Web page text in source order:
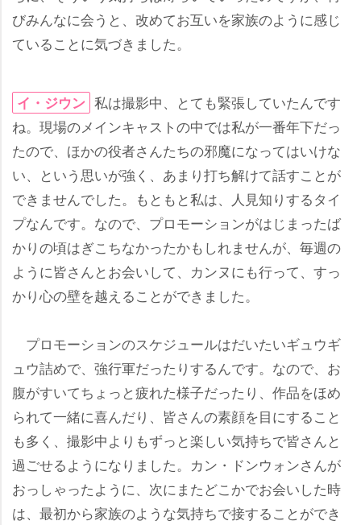
びみんなに会うと、改めてお互いを家族のように感じ
ていることに気づきました。
イ・ジウン 私は撮影中、とても緊張していたんです
ね。現場のメインキャストの中では私が一番年下だっ
たので、ほかの役者さんたちの邪魔になってはいけな
い、という思いが強く、あまり打ち解けて話すことが
できませんでした。もともと私は、人見知りするタイ
プなんです。なので、プロモーションがはじまったば
かりの頃はぎこちなかったかもしれませんが、毎週の
ように皆さんとお会いして、カンヌにも行って、すっ
かり心の壁を越えることができました。
プロモーションのスケジュールはだいたいギュウギ
ュウ詰めで、強行軍だったりするんです。なので、お
腹がすいてちょっと疲れた様子だったり、作品をほめ
られて一緒に喜んだり、皆さんの素顔を目にすること
も多く、撮影中よりもずっと楽しい気持ちで皆さんと
過ごせるようになりました。カン・ドンウォンさんが
おっしゃったように、次にまたどこかでお会いした時
は、最初から家族のような気持ちで接することができ